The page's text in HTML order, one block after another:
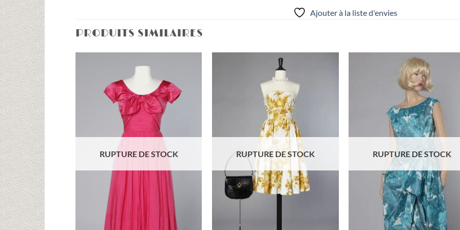
Ajouter à la liste d'envies
PRODUITS SIMILAIRES
à la liste
d'envies
RUPTURE DE STOCK RUPTURE DE STOCK RUPTURE DE STOCK